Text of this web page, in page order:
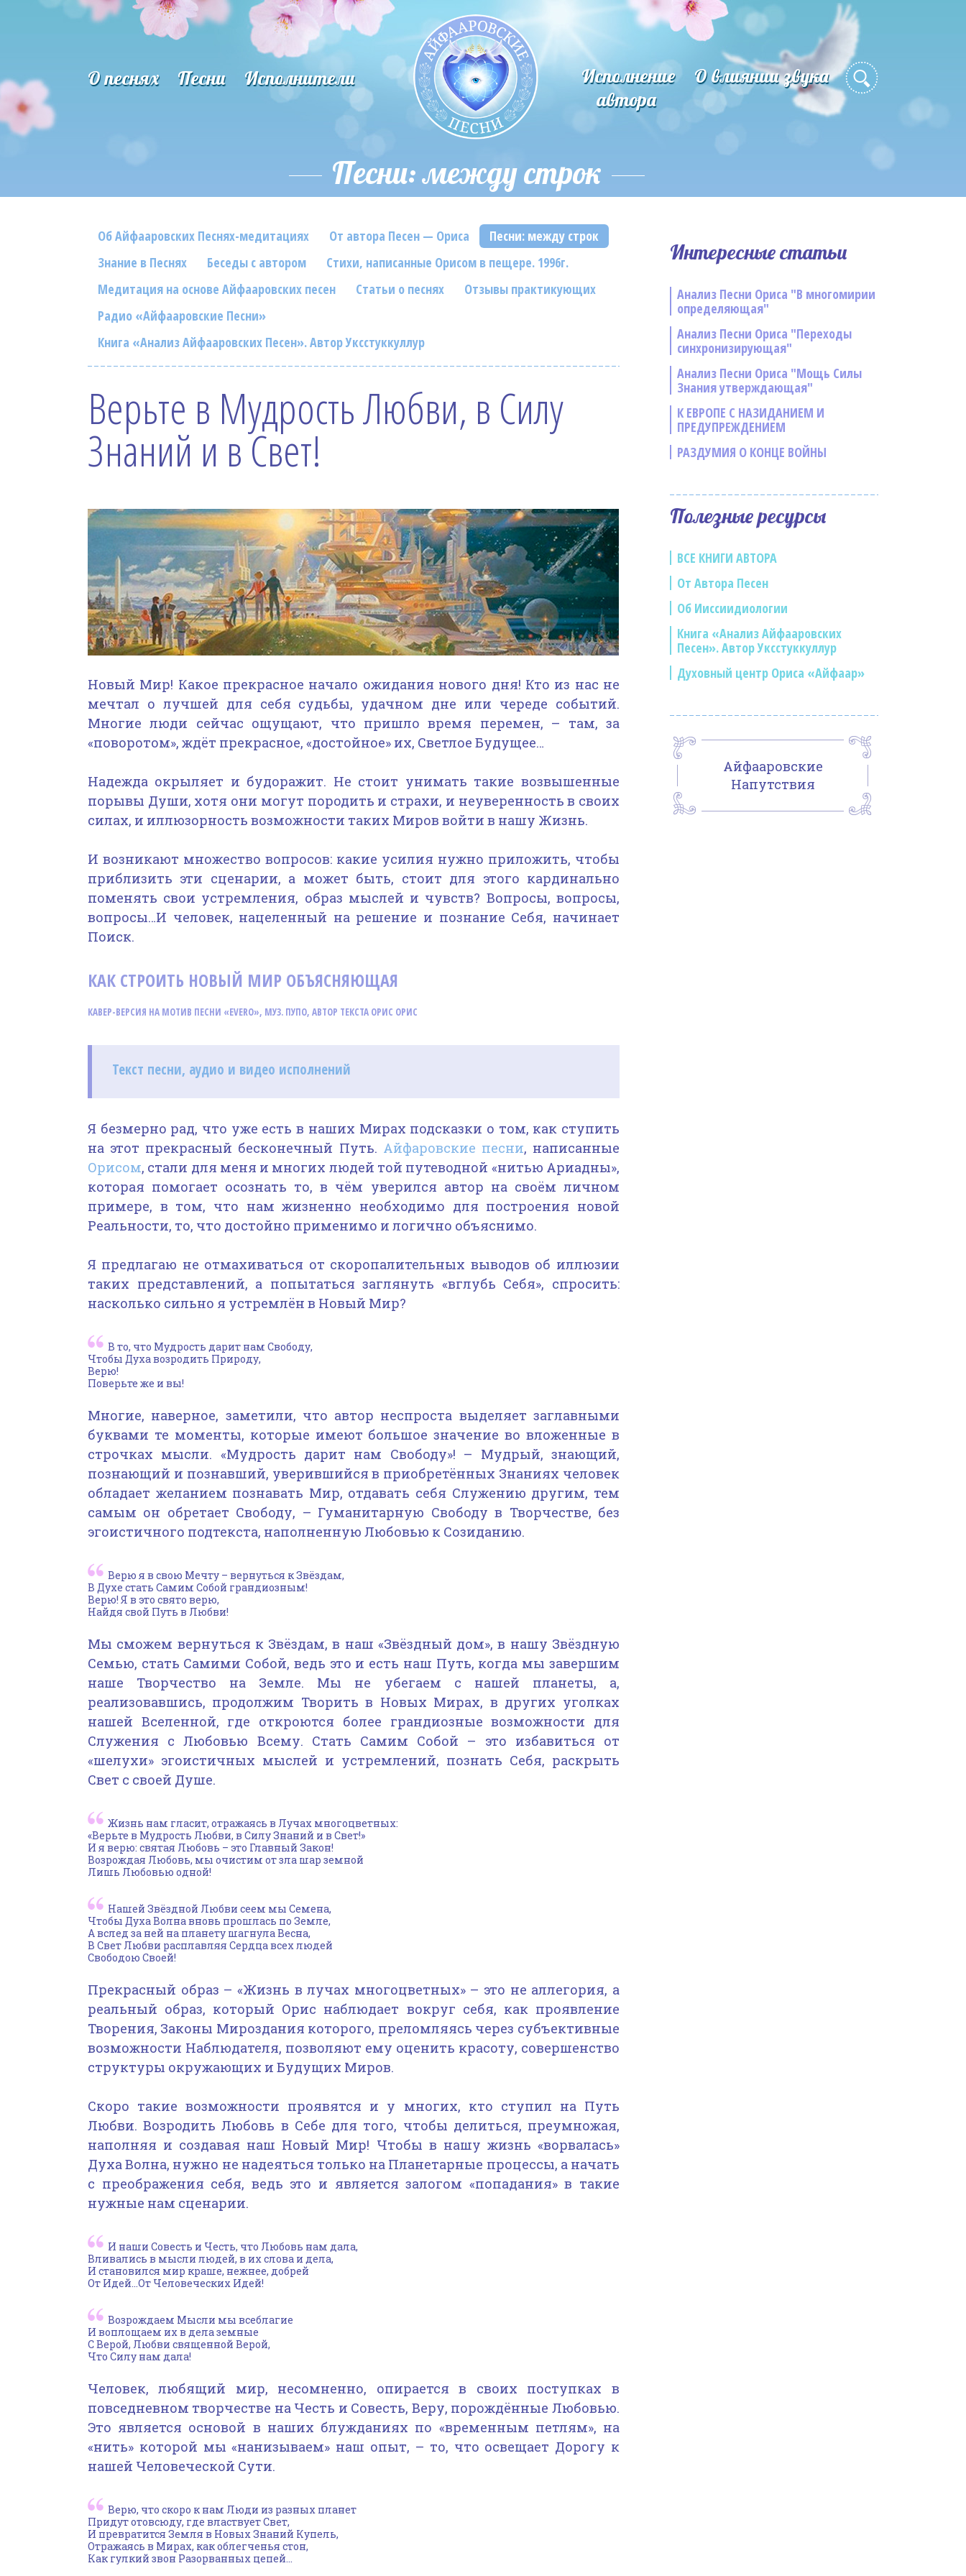
О песнях Песни Исполнители
Исполнение
автора
О влиянии звука
Песни: между строк
Об Айфааровских Песнях-медитациях От автора Песен — Ориса
Песни: между строк
Знание в Песнях
Беседы с автором
Стихи, написанные Орисом в пещере. 1996г.
Медитация на основе Айфааровских песен
Статьи о песнях
Отзывы практикующих
Радио «Айфааровские Песни»
Книга «Анализ Айфааровских Песен». Автор Уксстуккуллур
Верьте в Мудрость Любви, в Силу
Знаний и в Свет!
Новый Мир! Какое прекрасное начало ожидания нового дня! Кто из нас не
мечтал о лучшей для себя судьбы, удачном дне или череде событий.
Многие люди сейчас ощущают, что пришло время перемен, – там, за
«поворотом», ждёт прекрасное, «достойное» их, Светлое Будущее…
Надежда окрыляет и будоражит. Не стоит унимать такие возвышенные
порывы Души, хотя они могут породить и страхи, и неуверенность в своих
силах, и иллюзорность возможности таких Миров войти в нашу Жизнь.
И возникают множество вопросов: какие усилия нужно приложить, чтобы
приблизить эти сценарии, а может быть, стоит для этого кардинально
поменять свои устремления, образ мыслей и чувств? Вопросы, вопросы,
вопросы…И человек, нацеленный на решение и познание Себя, начинает
Поиск.
КАК СТРОИТЬ НОВЫЙ МИР ОБЪЯСНЯЮЩАЯ
КАВЕР-ВЕРСИЯ НА МОТИВ ПЕСНИ «EVERO», МУЗ. ПУПО, АВТОР ТЕКСТА ОРИС ОРИС
Текст песни, аудио и видео исполнений
Я безмерно рад, что уже есть в наших Мирах подсказки о том, как ступить
на этот прекрасный бесконечный Путь. Айфаровские песни, написанные
Орисом, стали для меня и многих людей той путеводной «нитью Ариадны»,
которая помогает осознать то, в чём уверился автор на своём личном
примере, в том, что нам жизненно необходимо для построения новой
Реальности, то, что достойно применимо и логично объяснимо.
Я предлагаю не отмахиваться от скоропалительных выводов об иллюзии
таких представлений, а попытаться заглянуть «вглубь Себя», спросить:
насколько сильно я устремлён в Новый Мир?
В то, что Мудрость дарит нам Свободу,
Чтобы Духа возродить Природу,
Верю!
Поверьте же и вы!
Многие, наверное, заметили, что автор неспроста выделяет заглавными
буквами те моменты, которые имеют большое значение во вложенные в
строчках мысли. «Мудрость дарит нам Свободу»! – Мудрый, знающий,
познающий и познавший, уверившийся в приобретённых Знаниях человек
обладает желанием познавать Мир, отдавать себя Служению другим, тем
самым он обретает Свободу, – Гуманитарную Свободу в Творчестве, без
эгоистичного подтекста, наполненную Любовью к Созиданию.
Верю я в свою Мечту – вернуться к Звёздам,
В Духе стать Самим Собой грандиозным!
Верю! Я в это свято верю,
Найдя свой Путь в Любви!
Мы сможем вернуться к Звёздам, в наш «Звёздный дом», в нашу Звёздную
Семью, стать Самими Собой, ведь это и есть наш Путь, когда мы завершим
наше Творчество на Земле. Мы не убегаем с нашей планеты, а,
реализовавшись, продолжим Творить в Новых Мирах, в других уголках
нашей Вселенной, где откроются более грандиозные возможности для
Служения с Любовью Всему. Стать Самим Собой – это избавиться от
«шелухи» эгоистичных мыслей и устремлений, познать Себя, раскрыть
Свет с своей Душе.
Жизнь нам гласит, отражаясь в Лучах многоцветных:
«Верьте в Мудрость Любви, в Силу Знаний и в Свет!»
И я верю: святая Любовь – это Главный Закон!
Возрождая Любовь, мы очистим от зла шар земной
Лишь Любовью одной!
Нашей Звёздной Любви сеем мы Семена,
Чтобы Духа Волна вновь прошлась по Земле,
А вслед за ней на планету шагнула Весна,
В Свет Любви расплавляя Сердца всех людей
Свободою Своей!
Прекрасный образ – «Жизнь в лучах многоцветных» – это не аллегория, а
реальный образ, который Орис наблюдает вокруг себя, как проявление
Творения, Законы Мироздания которого, преломляясь через субъективные
возможности Наблюдателя, позволяют ему оценить красоту, совершенство
структуры окружающих и Будущих Миров.
Скоро такие возможности проявятся и у многих, кто ступил на Путь
Любви. Возродить Любовь в Себе для того, чтобы делиться, преумножая,
наполняя и создавая наш Новый Мир! Чтобы в нашу жизнь «ворвалась»
Духа Волна, нужно не надеяться только на Планетарные процессы, а начать
с преображения себя, ведь это и является залогом «попадания» в такие
нужные нам сценарии.
И наши Совесть и Честь, что Любовь нам дала,
Вливались в мысли людей, в их слова и дела,
И становился мир краше, нежнее, добрей
От Идей…От Человеческих Идей!
Возрождаем Мысли мы всеблагие
И воплощаем их в дела земные
С Верой, Любви священной Верой,
Что Силу нам дала!
Человек, любящий мир, несомненно, опирается в своих поступках в
повседневном творчестве на Честь и Совесть, Веру, порождённые Любовью.
Это является основой в наших блужданиях по «временным петлям», на
«нить» которой мы «нанизываем» наш опыт, – то, что освещает Дорогу к
нашей Человеческой Сути.
Верю, что скоро к нам Люди из разных планет
Придут отовсюду, где властвует Свет,
И превратится Земля в Новых Знаний Купель,
Отражаясь в Мирах, как облегченья стон,
Как гулкий звон Разорванных цепей…
Интересные статьи
Анализ Песни Ориса "В многомирии
определяющая"
Анализ Песни Ориса "Переходы
синхронизирующая"
Анализ Песни Ориса "Мощь Силы
Знания утверждающая"
К ЕВРОПЕ С НАЗИДАНИЕМ И
ПРЕДУПРЕЖДЕНИЕМ
РАЗДУМИЯ О КОНЦЕ ВОЙНЫ
Полезные ресурсы
ВСЕ КНИГИ АВТОРА
От Автора Песен
Об Ииссиидиологии
Книга «Анализ Айфааровских
Песен». Автор Уксстуккуллур
Духовный центр Ориса «Айфаар»
Айфааровские
Напутствия